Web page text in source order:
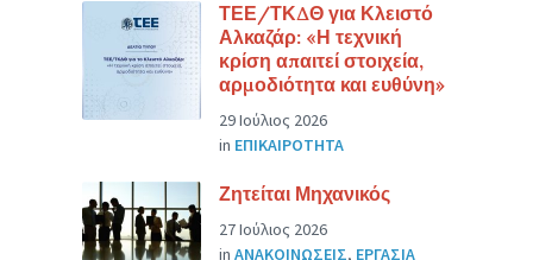
ΤΕΕ/ΤΚΔΘ για Κλειστό
Αλκαζάρ: «Η τεχνική
κρίση απαιτεί στοιχεία,
αρμοδιότητα και ευθύνη»
29 Ιούλιος 2026
in ΕΠΙΚΑΙΡΟΤΗΤΑ
Ζητείται Μηχανικός
27 Ιούλιος 2026
inΑΝΑΚΟΙΝΩΣΕΙΣ, ΕΡΓΑΣΙΑ